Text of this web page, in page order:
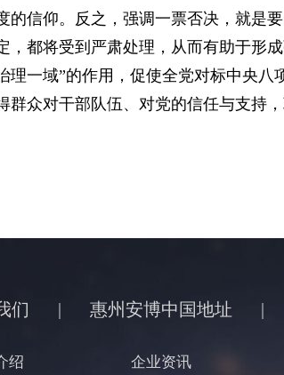
的信仰。反之，强调一票否决，就是
，都将受到严肃处理，从而有助于形
理一域”的作用，促使全党对标中央
群众对干部队伍、对党的信任与支持，
们
绍
| 惠州安博中国地址
企业资讯
|